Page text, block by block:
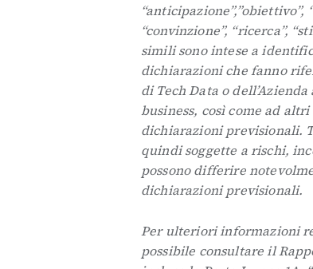
“anticipazione”,”obiettivo”,
“convinzione”, “ricerca”,
simili sono intese a
dichiarazioni che fanno
di Tech Data o
business, così come ad
dichiarazioni previsionali.
quindi soggette a rischi,
possono differire
dichiarazioni previsionali.
Per ulteriori informazioni
possibile consultare il